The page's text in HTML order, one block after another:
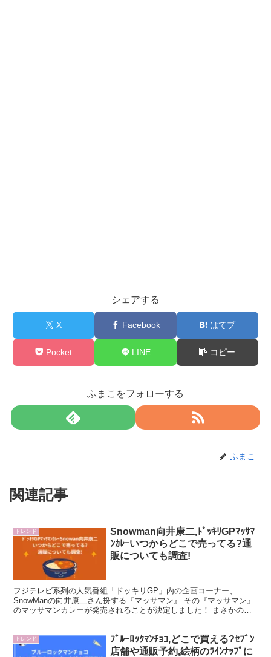
シェアする
X Facebook はてブ
Pocket LINE コピー
ふまこをフォローする
ふまこ
関連記事
トレンド
Snowman向井康二,ﾄﾞｯｷﾘGPﾏｯｻﾏ
ﾝｶﾚｰいつからどこで売ってる?通
販についても調査!
フジテレビ系列の人気番組「ドッキリGP」内の企画コーナー、
SnowManの向井康二さん扮する『マッサマン』 その『マッサマン』
のマッサマンカレーが発売されることが決定しました！ まさかの商
トレンド
ﾌﾞﾙｰﾛｯｸﾏﾝﾁｮｺ,どこで買える?ｾﾌﾞﾝ
店舗や通販予約,絵柄のﾗｲﾝﾅｯﾌﾟに